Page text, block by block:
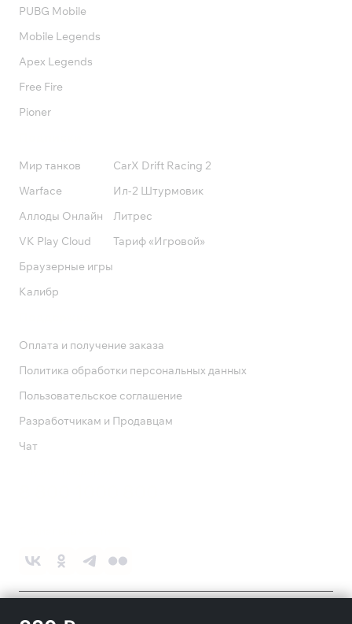
PUBG Mobile
Mobile Legends
Apex Legends
Free Fire
Pioner
Мир танков
Warface
Аллоды Онлайн
VK Play Cloud
Браузерные игры
Калибр
CarX Drift Racing 2
Ил-2 Штурмовик
Литрес
Тариф «Игровой»
Оплата и получение заказа
Политика обработки персональных данных
Пользовательское соглашение
Разработчикам и Продавцам
Чат
©2026ПАО «Ростелеком»